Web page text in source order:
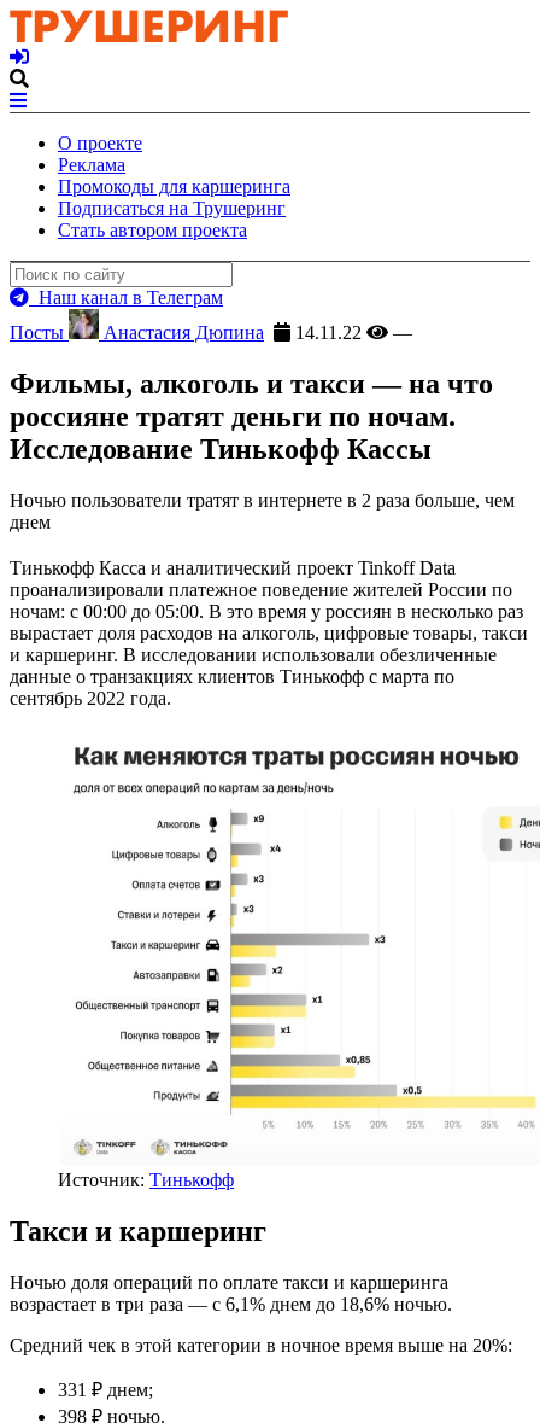
О проекте
Реклама
Промокоды для каршеринга
Подписаться на Трушеринг
Стать автором проекта
Наш канал в Телеграм
Посты
Анастасия Дюпина 14.11.22 —
Фильмы, алкоголь и такси — на что
россияне тратят деньги по ночам.
Исследование Тинькофф Кассы
Ночью пользователи тратят в интернете в 2 раза больше, чем
днем
Тинькофф Касса и аналитический проект Tinkoff Data
проанализировали платежное поведение жителей России по
ночам: с 00:00 до 05:00. В это время у россиян в несколько раз
вырастает доля расходов на алкоголь, цифровые товары, такси
и каршеринг. В исследовании использовали обезличенные
данные о транзакциях клиентов Тинькофф с марта по
сентябрь 2022 года.
Источник: Тинькофф
Такси и каршеринг
Ночью доля операций по оплате такси и каршеринга
возрастает в три раза — с 6,1% днем до 18,6% ночью.
Средний чек в этой категории в ночное время выше на 20%:
331 ₽ днем;
398 ₽ ночью.